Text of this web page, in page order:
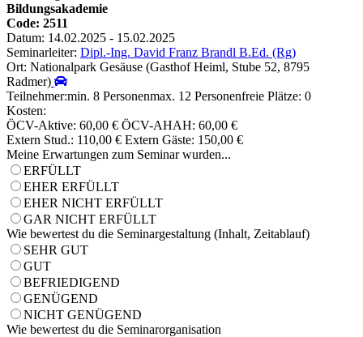
Bildungsakademie
Code: 2511
Datum: 14.02.2025 - 15.02.2025
Seminarleiter: Dipl.-Ing. David Franz Brandl B.Ed. (Rg)
Ort: Nationalpark Gesäuse (Gasthof Heiml, Stube 52, 8795
Radmer)
Teilnehmer:min. 8 Personenmax. 12 Personenfreie Plätze: 0
Kosten:
ÖCV-Aktive: 60,00 € ÖCV-AHAH: 60,00 €
Extern Stud.: 110,00 € Extern Gäste: 150,00 €
Meine Erwartungen zum Seminar wurden...
ERFÜLLT
EHER ERFÜLLT
EHER NICHT ERFÜLLT
GAR NICHT ERFÜLLT
Wie bewertest du die Seminargestaltung (Inhalt, Zeitablauf)
SEHR GUT
GUT
BEFRIEDIGEND
GENÜGEND
NICHT GENÜGEND
Wie bewertest du die Seminarorganisation